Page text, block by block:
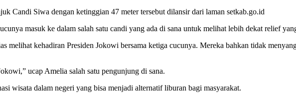
Candi Siwa dengan ketinggian 47 meter tersebut dilansir dari laman setkab.go.id
masuk ke dalam salah satu candi yang ada di sana untuk melihat lebih dekat relief
melihat kehadiran Presiden Jokowi bersama ketiga cucunya. Mereka bahkan tidak
ucap Amelia salah satu pengunjung di sana.
wisata dalam negeri yang bisa menjadi alternatif liburan bagi masyarakat.